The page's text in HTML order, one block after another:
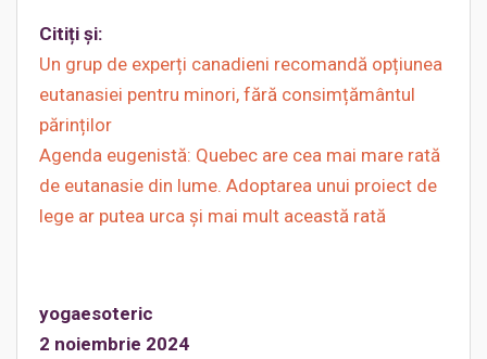
Citiți și:
Un grup de experți canadieni recomandă opțiunea
eutanasiei pentru minori, fără consimțământul
părinților
Agenda eugenistă: Quebec are cea mai mare rată
de eutanasie din lume. Adoptarea unui proiect de
lege ar putea urca și mai mult această rată
yogaesoteric
2 noiembrie 2024